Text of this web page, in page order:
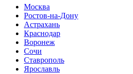
Москва
Ростов-на-Дону
Астрахань
Краснодар
Воронеж
Сочи
Ставрополь
Ярославль